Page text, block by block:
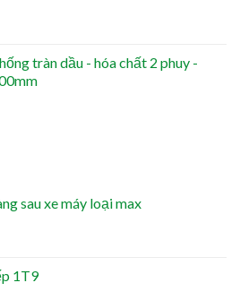
tràn dầu - hóa chất 2 phuy -
sau xe máy loại max
1T9